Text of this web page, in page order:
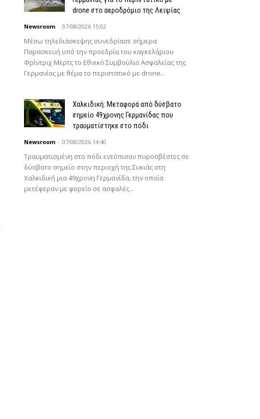
drone στο αεροδρόμιο της Λειψίας
Newsroom - 07/08/2026 15:02
Μέσω τηλεδιάσκεψης συνεδρίασε σήμερα
Παρασκευή υπό την προεδρία του καγκελάριου
Φρίντριχ Μερτς το Εθνικό Συμβούλιο Ασφαλείας της
Γερμανίας με θέμα το περιστατικό με drone...
Χαλκιδική: Μεταφορά από δύσβατο
σημείο 49χρονης Γερμανίδας που
τραυματίστηκε στο πόδι
Newsroom - 07/08/2026 14:40
Τραυματισμένη στο πόδι εντόπισαν πυροσβέστες σε
δύσβατο σημείο στην περιοχή της Συκιάς στη
Χαλκιδική μια 49χρονη Γερμανίδα, την οποία
μετέφεραν με φορείο σε ασφαλές...